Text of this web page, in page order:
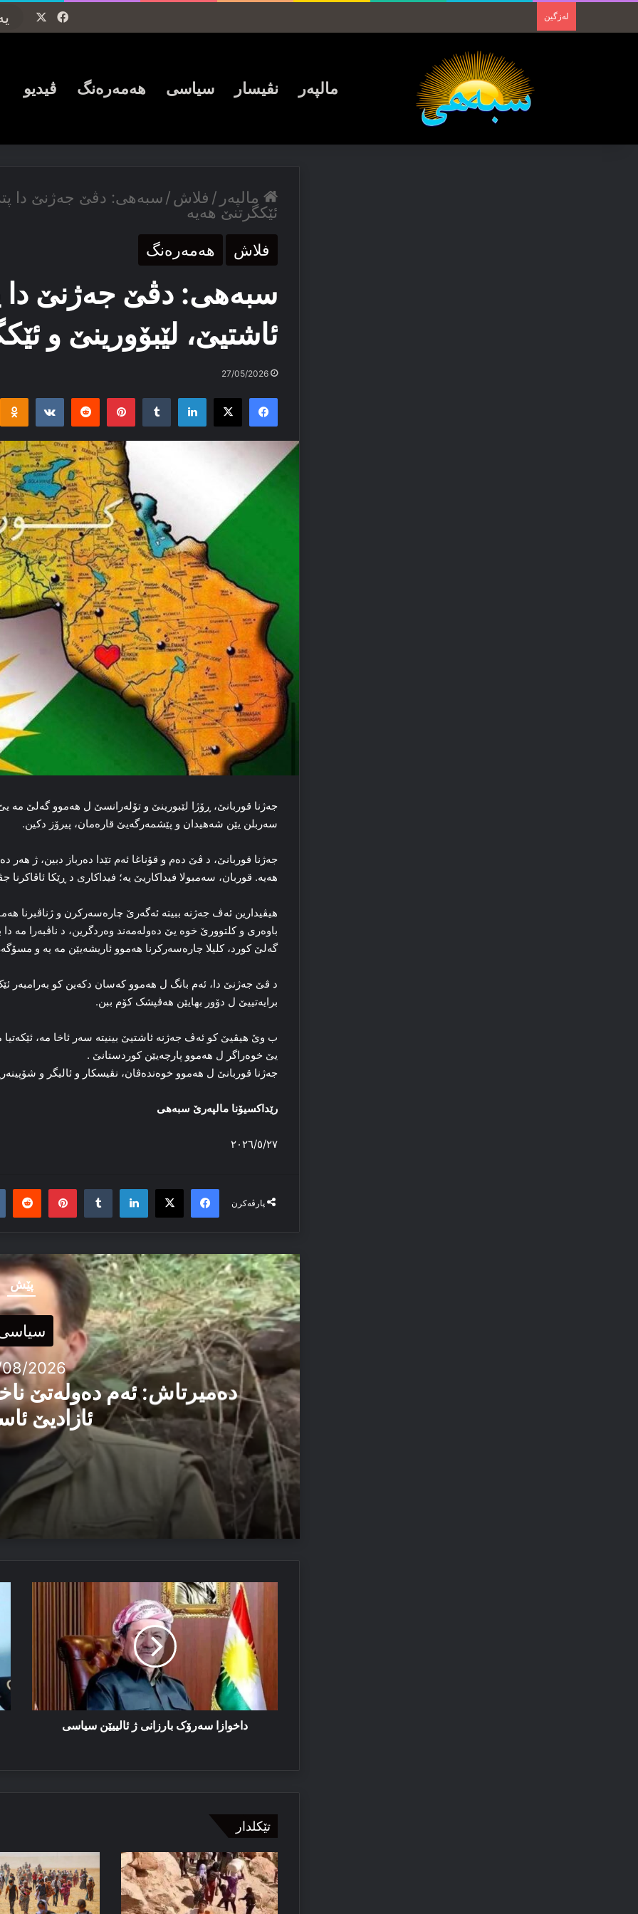
لەزگین Facebook
مالپەر نڤیسار سیاسی ھەمەرەنگ ڤیدیو
مالپەر / فلاش/سبەهی: دڤێ جەژنێ دا
ئێكگرتنێ هەیە
فلاش ھەمەرەنگ
سبەهی: دڤێ جەژنێ دا
ئاشتیێ، لێبۆورینێ و
27/05/2026
Facebook
X
LinkedIn
Tumblr
Pinterest
Reddit
جەژنا قوربانێ، ڕۆژا لێبورینێ و تۆلەرانسێ ل هەموو گەلێ مە
سەربلن یێن شەهیدان و پێشمەرگەیێ قارەمان، پیرۆز دكین.
جەژنا قوربانێ، د ڤێ دەم و قۆناغا ئەم تێدا دەرباز دبین، ژ هەر
هەیە. قوربان، سەمبولا فیداکاریێ یە؛ فیداکاری د ڕێکا
هیڤیدارین ئەڤ جەژنە ببیتە ئەگەرێ چارەسەركرن و ژناڤبرنا
باوەری و کلتوورێ خوە یێ دەولەمەند وەردگرین، د ناڤبەرا مە دا
گەلێ کورد، کلیلا چارەسەرکرنا هەموو ئاریشەیێن مە یە و
د ڤێ جەژنێ دا، ئەم بانگ ل هەموو کەسان دکەین کو
برایەتییێ ل دۆور بهایێن هەڤپشک کۆم ببن.
ب وێ هیڤیێ کو ئەڤ جەژنە ئاشتیێ بینیتە سەر ئاخا مە،
یێ خوەراگر ل هەموو پارچەیێن كوردستانێ .
جەژنا قوربانێ ل هەموو خوەندەڤان، نڤیسكار و ئالیگر و
رێداكسیۆنا مالپەرێ سبەهی
٢٠٢٦/٥/٢٧
پارڤەکرن
Facebook
X
LinkedIn
Tumblr
پێش
2026
دەمیرتاش: ئەم دەولەتێ
ئازادیێ
06/08/2026
دەمیرتاش: ئەم دەولەتێ ناخوازن دەولەت ل پێشییا
مەسرور بارزانی: دڤێ ئەم هەموو ب هەڤ را کاربکنداخوازا
سەرۆک
بارزانی
ئالییێن
سیاسی
داخوازا سەرۆک بارزانی ژ ئالییێن سیاسی
تێکلدار